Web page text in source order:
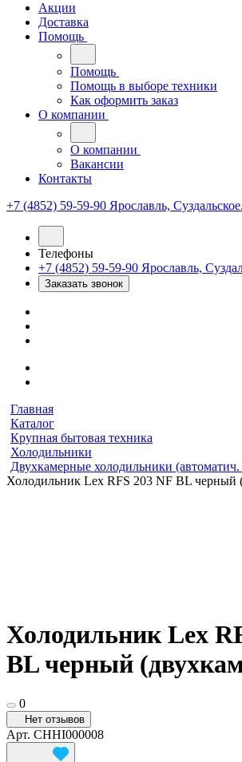
Акции
Доставка
Помощь
Помощь
Помощь в выборе техники
Как оформить заказ
О компании
О компании
Вакансии
Контакты
+7 (4852) 59-59-90 Ярославль,
Телефоны
+7 (4852) 59-59-90 Ярославль,
Заказать звонок
Главная
Каталог
Крупная бытовая техника
Холодильники
Двухкамерные холодильники (автоматич.
Холодильник Lex RFS 203 NF BL черный
Холодильник Lex
BL черный
0
Нет отзывов
Арт. CHHI000008